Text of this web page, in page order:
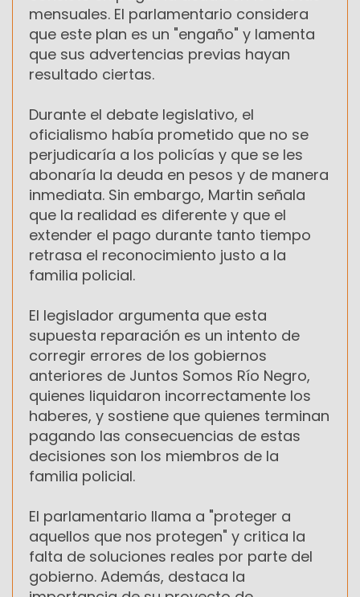
mensuales. El parlamentario considera
que este plan es un "engaño" y lamenta
que sus advertencias previas hayan
resultado ciertas.
Durante el debate legislativo, el
oficialismo había prometido que no se
perjudicaría a los policías y que se les
abonaría la deuda en pesos y de manera
inmediata. Sin embargo, Martin señala
que la realidad es diferente y que el
extender el pago durante tanto tiempo
retrasa el reconocimiento justo a la
familia policial.
El legislador argumenta que esta
supuesta reparación es un intento de
corregir errores de los gobiernos
anteriores de Juntos Somos Río Negro,
quienes liquidaron incorrectamente los
haberes, y sostiene que quienes terminan
pagando las consecuencias de estas
decisiones son los miembros de la
familia policial.
El parlamentario llama a "proteger a
aquellos que nos protegen" y critica la
falta de soluciones reales por parte del
gobierno. Además, destaca la